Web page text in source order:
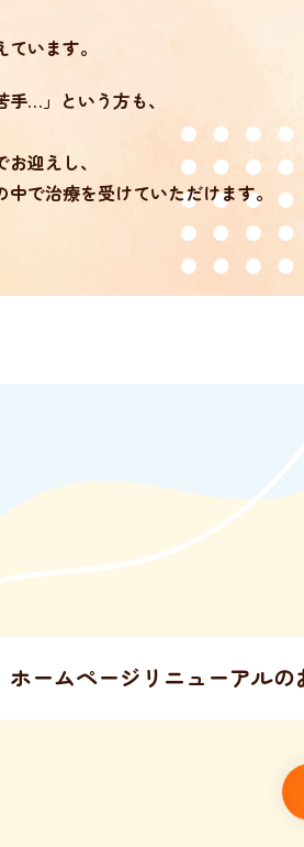
います。
手…」という方も、
迎えし、
で治療を受けていただけます。
ホームページリニューアルの